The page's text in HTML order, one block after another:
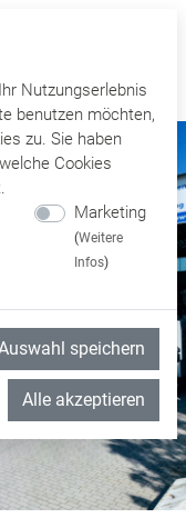
Nutzungserlebnis
benutzen möchten,
zu. Sie haben
Cookies
Marketing
(Weitere
Infos)
speichern
Alle akzeptieren